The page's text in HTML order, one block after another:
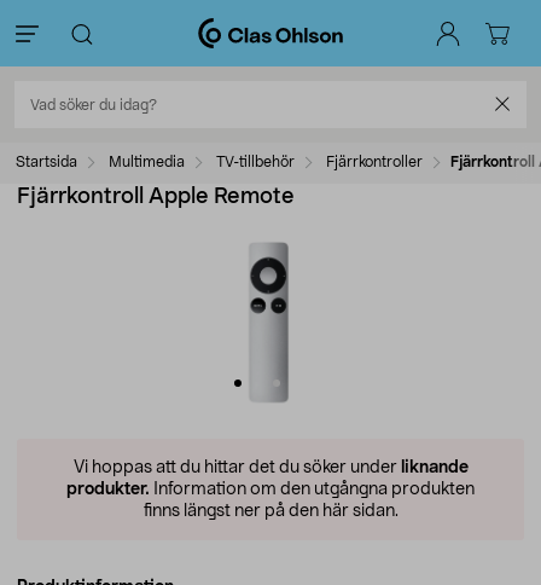
Startsida Multimedia TV-tillbehör Fjärrkontroller Fjärrkontroll
Fjärrkontroll Apple Remote
Vi hoppas att du hittar det du söker under liknande
produkter. Information om den utgångna produkten
finns längst ner på den här sidan.